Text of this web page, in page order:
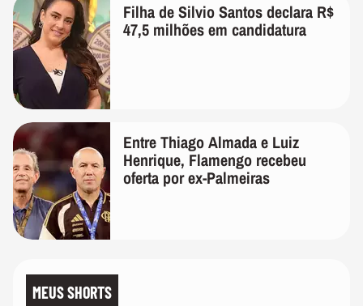
Filha de Silvio Santos declara R$
47,5 milhões em candidatura
Entre Thiago Almada e Luiz
Henrique, Flamengo recebeu
oferta por ex-Palmeiras
MEUS SHORTS